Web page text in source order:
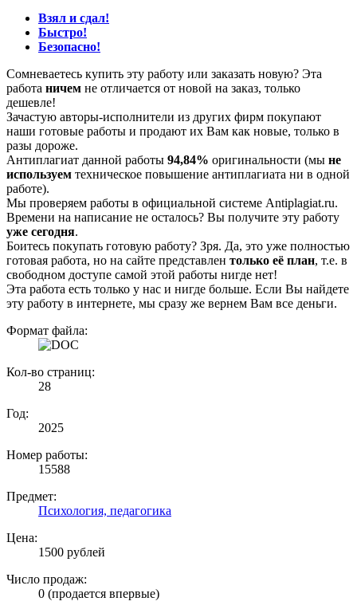
Взял и сдал!
Быстро!
Безопасно!
Сомневаетесь купить эту работу или заказать новую? Эта
работа ничем не отличается от новой на заказ, только
дешевле!
Зачастую авторы-исполнители из других фирм покупают
наши готовые работы и продают их Вам как новые, только в
разы дороже.
Антиплагиат данной работы 94,84% оригинальности (мы не
используем техническое повышение антиплагиата ни в одной
работе).
Мы проверяем работы в официальной системе Аntiplagiat.ru.
Времени на написание не осталось? Вы получите эту работу
уже сегодня.
Боитесь покупать готовую работу? Зря. Да, это уже полностью
готовая работа, но на сайте представлен только её план, т.е. в
свободном доступе самой этой работы нигде нет!
Эта работа есть только у нас и нигде больше. Если Вы найдете
эту работу в интернете, мы сразу же вернем Вам все деньги.
Формат файла:
Кол-во страниц:
28
Год:
2025
Номер работы:
15588
Предмет:
Психология, педагогика
Цена:
1500 рублей
Число продаж:
0 (продается впервые)